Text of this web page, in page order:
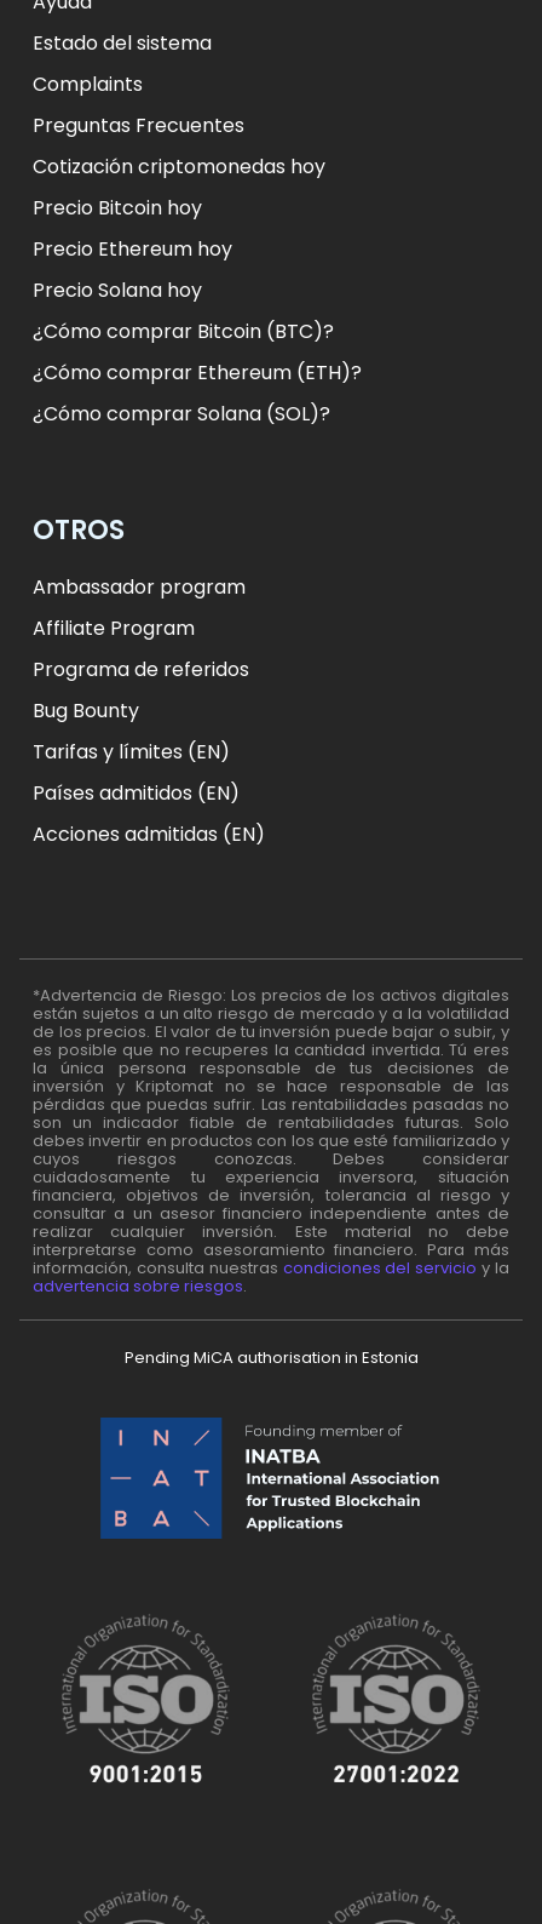
Estado del sistema
Complaints
Preguntas Frecuentes
Cotización criptomonedas hoy
Precio Bitcoin hoy
Precio Ethereum hoy
Precio Solana hoy
¿Cómo comprar Bitcoin (BTC)?
¿Cómo comprar Ethereum (ETH)?
¿Cómo comprar Solana (SOL)?
OTROS
Ambassador program
Affiliate Program
Programa de referidos
Bug Bounty
Tarifas y límites (EN)
Países admitidos (EN)
Acciones admitidas (EN)
*Advertencia de Riesgo: Los precios de los activos digitales
están sujetos a un alto riesgo de mercado y a la volatilidad
de los precios. El valor de tu inversión puede bajar o subir, y
es posible que no recuperes la cantidad invertida. Tú eres
la única persona responsable de tus decisiones de
inversión y Kriptomat no se hace responsable de las
pérdidas que puedas sufrir. Las rentabilidades pasadas no
son un indicador fiable de rentabilidades futuras. Solo
debes invertir en productos con los que esté familiarizado y
cuyos riesgos conozcas. Debes considerar
cuidadosamente tu experiencia inversora, situación
financiera, objetivos de inversión, tolerancia al riesgo y
consultar a un asesor financiero independiente antes de
realizar cualquier inversión. Este material no debe
interpretarse como asesoramiento financiero. Para más
información, consulta nuestras condiciones del servicio y la
advertencia sobre riesgos.
Pending MiCA authorisation in Estonia